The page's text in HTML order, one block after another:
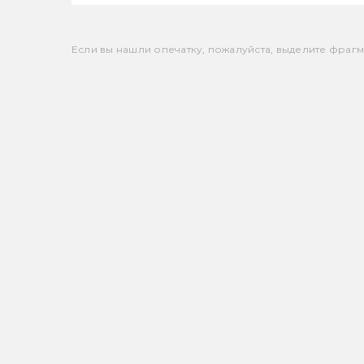
Если вы нашли опечатку, пожалуйста, выделите